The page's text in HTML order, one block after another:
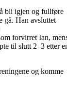
bli igjen og fullføre
gå. Han avsluttet
forvirret Ian,
til slutt 2–3 etter
og komme